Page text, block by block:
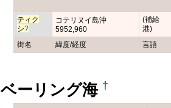
街名 緯度/経度 言語
ティク
シ?
コテリヌイ島沖
5952,960
(補給
港)
ベーリング海 †